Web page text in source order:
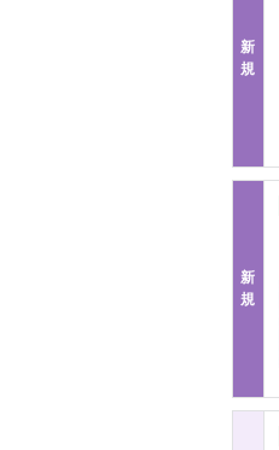
新
規
新
規